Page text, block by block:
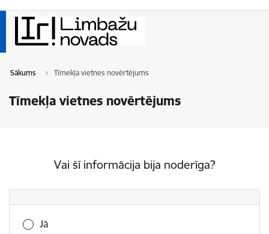
Sākums Tīmekļa vietnes novērtējums
Tīmekļa vietnes novērtējums
Vai šī informācija bija noderīga?
Vai šī informācija bija noderīga?
Jā